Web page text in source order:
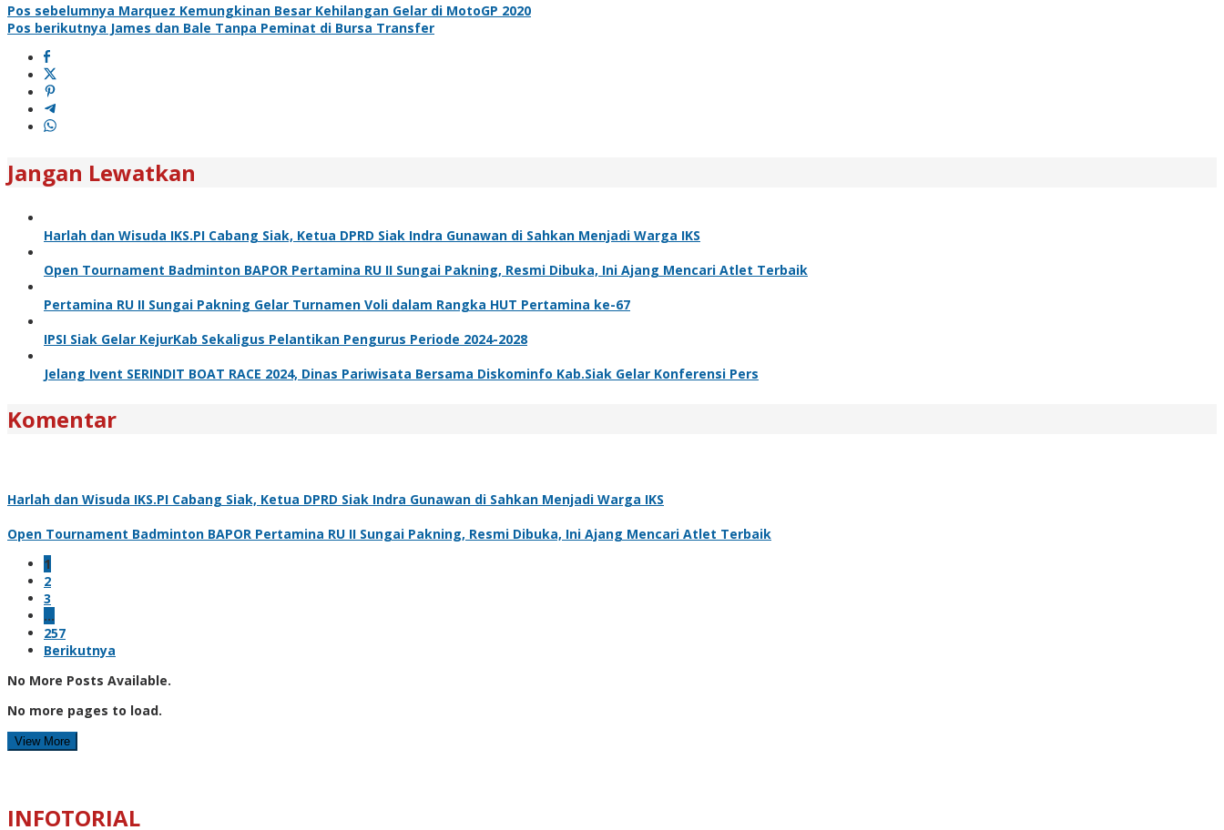
Pos sebelumnya Marquez Kemungkinan Besar Kehilangan Gelar di MotoGP 2020
Pos berikutnya James dan Bale Tanpa Peminat di Bursa Transfer
Jangan Lewatkan
Harlah dan Wisuda IKS.PI Cabang Siak, Ketua DPRD Siak Indra Gunawan di Sahkan Menjadi Warga IKS
Open Tournament Badminton BAPOR Pertamina RU II Sungai Pakning, Resmi Dibuka, Ini Ajang Mencari Atlet Terbaik
Pertamina RU II Sungai Pakning Gelar Turnamen Voli dalam Rangka HUT Pertamina ke-67
IPSI Siak Gelar KejurKab Sekaligus Pelantikan Pengurus Periode 2024-2028
Jelang Ivent SERINDIT BOAT RACE 2024, Dinas Pariwisata Bersama Diskominfo Kab.Siak Gelar Konferensi Pers
Komentar
Harlah dan Wisuda IKS.PI Cabang Siak, Ketua DPRD Siak Indra Gunawan di Sahkan Menjadi Warga IKS
Open Tournament Badminton BAPOR Pertamina RU II Sungai Pakning, Resmi Dibuka, Ini Ajang Mencari Atlet Terbaik
1
2
3
…
257
Berikutnya
No More Posts Available.
No more pages to load.
View More
INFOTORIAL